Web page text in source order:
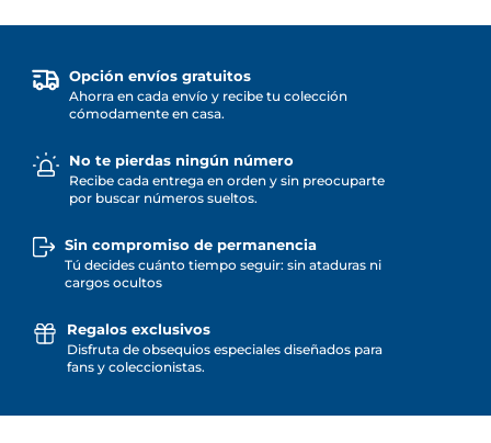
Opción envíos gratuitos
Ahorra en cada envío y recibe tu colección
cómodamente en casa.
No te pierdas ningún número
Recibe cada entrega en orden y sin preocuparte
por buscar números sueltos.
Sin compromiso de permanencia
Tú decides cuánto tiempo seguir: sin ataduras ni
cargos ocultos
Regalos exclusivos
Disfruta de obsequios especiales diseñados para
fans y coleccionistas.